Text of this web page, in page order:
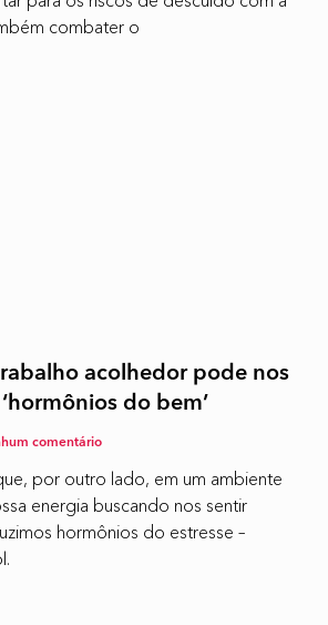
combater o
acolhedor pode nos
do bem’
comentário
por outro lado, em um ambiente
energia buscando nos sentir
hormônios do estresse –